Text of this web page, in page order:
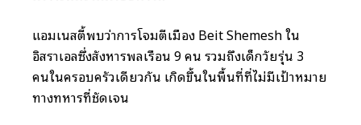
แอมเนสตี้พบว่าการโจมตีเมือง Beit Shemesh ใน
อิสราเอลซึ่งสังหารพลเรือน 9 คน รวมถึงเด็กวัยรุ่น 3
คนในครอบครัวเดียวกัน เกิดขึ้นในพื้นที่ที่ไม่มีเป้าหมาย
ทางทหารที่ชัดเจน